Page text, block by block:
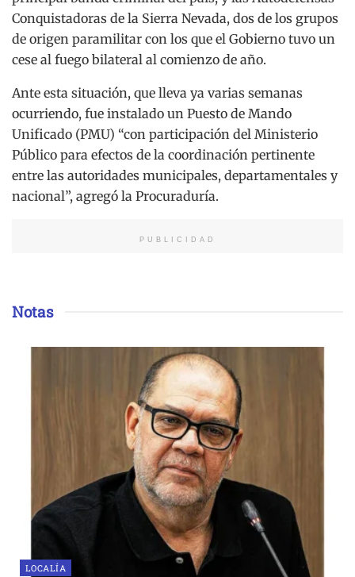
Conquistadoras de la Sierra Nevada, dos de los grupos
de origen paramilitar con los que el Gobierno tuvo un
cese al fuego bilateral al comienzo de año.
Ante esta situación, que lleva ya varias semanas
ocurriendo, fue instalado un Puesto de Mando
Unificado (PMU) “con participación del Ministerio
Público para efectos de la coordinación pertinente
entre las autoridades municipales, departamentales y
nacional”, agregó la Procuraduría.
PUBLICIDAD
Notas
LOCALÍA